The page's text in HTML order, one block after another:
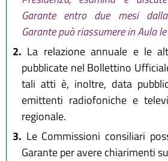
Garante entro due mesi
Garante può riassumere in Aula
2. La relazione annuale e le
pubblicate nel Bollettino
tali atti è, inoltre, data
emittenti radiofoniche e
regionale.
3. Le Commissioni consiliari
Garante per avere chiarimenti